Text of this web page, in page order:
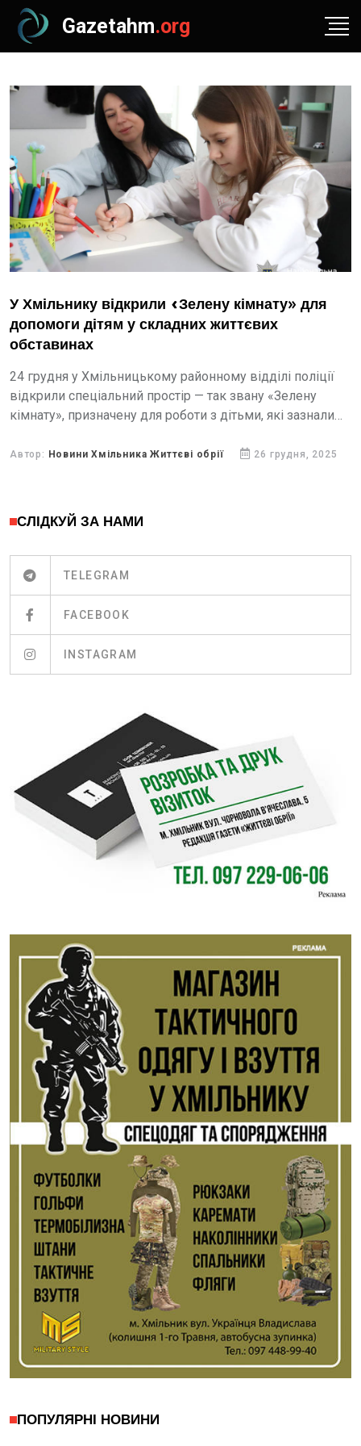
Gazetahm.org
У Хмільнику відкрили «Зелену кімнату» для
допомоги дітям у складних життєвих
обставинах
24 грудня у Хмільницькому районному відділі поліції
відкрили спеціальний простір — так звану «Зелену
кімнату», призначену для роботи з дітьми, які зазнали
обставинах.
Автор: Новини Хмільника Життєві обрії 26 грудня, 2025
СЛІДКУЙ ЗА НАМИ
TELEGRAM
FACEBOOK
INSTAGRAM
ПОПУЛЯРНІ НОВИНИ